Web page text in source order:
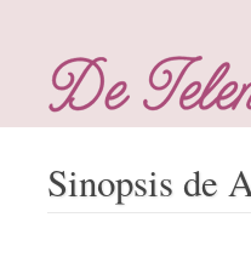
Sinopsis de